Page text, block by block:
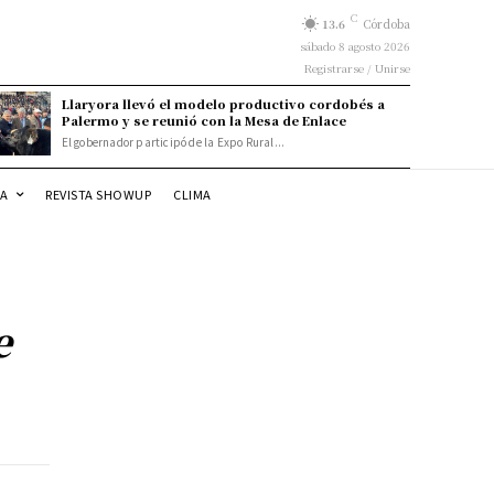
13.6 C Córdoba
sábado 8 agosto 2026
Registrarse / Unirse
Llaryora llevó el modelo productivo cordobés a
Palermo y se reunió con la Mesa de Enlace
El gobernador participó de la Expo Rural...
REVISTA SHOWUP CLIMA